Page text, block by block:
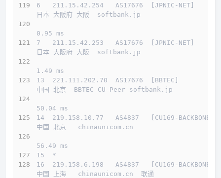
6   211.15.42.254   AS17676  [JPNIC-NET]
日本 大阪府 大阪  softbank.jp
0.95 ms
7   211.15.42.253   AS17676  [JPNIC-NET]
日本 大阪府 大阪  softbank.jp
1.49 ms
13  221.111.202.70  AS17676  [BBTEC]
中国 北京  BBTEC-CU-Peer softbank.jp
50.04 ms
14  219.158.10.77   AS4837   [CU169-BACKBONE]
中国 北京   chinaunicom.cn
56.49 ms
15  *
16  219.158.6.198   AS4837   [CU169-BACKBONE]
中国 上海   chinaunicom.cn  联通